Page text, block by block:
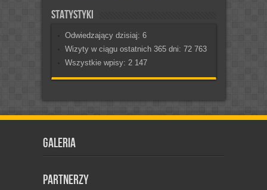
Statystyki
Odwiedzający dzisiaj: 6
Wizyty w ciągu ostatnich 365 dni: 72 763
Wszystkie wpisy: 2 147
Galeria
Partnerzy